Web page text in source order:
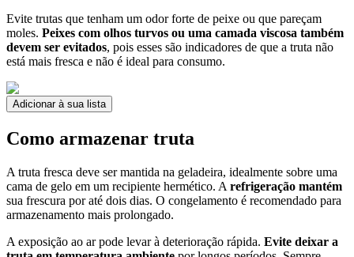
Evite trutas que tenham um odor forte de peixe ou que pareçam
moles. Peixes com olhos turvos ou uma camada viscosa também
devem ser evitados, pois esses são indicadores de que a truta não
está mais fresca e não é ideal para consumo.
Adicionar à sua lista
Como armazenar truta
A truta fresca deve ser mantida na geladeira, idealmente sobre uma
cama de gelo em um recipiente hermético. A refrigeração mantém
sua frescura por até dois dias. O congelamento é recomendado para
armazenamento mais prolongado.
A exposição ao ar pode levar à deterioração rápida. Evite deixar a